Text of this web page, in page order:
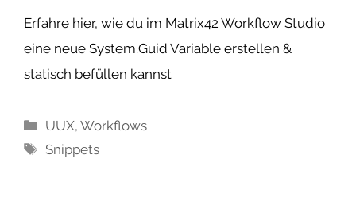
Erfahre hier, wie du im Matrix42 Workflow Studio
eine neue System.Guid Variable erstellen &
statisch befüllen kannst
Kategorien
UUX,Workflows
Schlagwörter
Snippets